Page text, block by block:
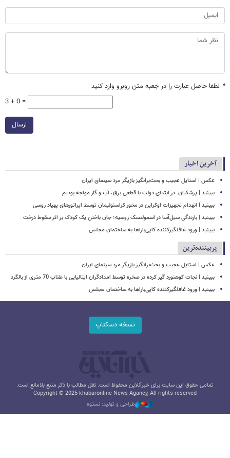
* لطفا حاصل عبارت را در جعبه متن روبرو وارد کنید
3 + 0 =
ارسال
آخرین اخبار
عکس | استایل عجیب و بحث‌برانگیز بازیگر مرد سینمای ایران
ببینید | پزشکیان: در ابتدای دولت با قطعی برق، آب و گاز مواجه بودیم
ببینید | انهدام تجهیزات اوکراین در محور کراسنولیمان توسط اپراتورهای پهپاد روسی
ببینید | بارندگی سیل‌آسا در اسمولنسک روسیه؛ جان باختن یک کودک بر اثر سقوط درخت
ببینید | ورود غافلگیرکننده کاپی‌باراها به ساختمان مجلس
پربیننده‌ترین
عکس | استایل عجیب و بحث‌برانگیز بازیگر مرد سینمای ایران
ببینید | نجات کوهنورد گیر کرده در صخره توسط امدادگران ایتالیایی با طناب 70 متری از بالگرد
ببینید | ورود غافلگیرکننده کاپی‌باراها به ساختمان مجلس
نسخه دسکتاپ
تمامی حقوق این سایت برای خبرآنلاین محفوظ است. نقل مطالب با ذکر منبع بلامانع است.
Copyright © 2025 khabaronline News Agancy, All rights reserved
طراحی و تولید: نستوه